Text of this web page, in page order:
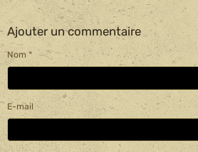
Ajouter un commentaire
Nom
E-mail